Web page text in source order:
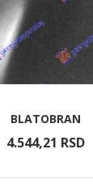
BLATOBRAN
4.544,21 RSD